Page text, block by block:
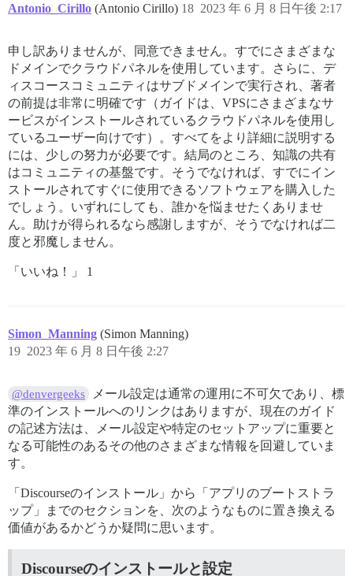
Antonio_Cirillo (Antonio Cirillo) 2023 年 6 月 8 日午後 2:17
18
申し訳ありませんが、同意できません。すでにさまざまな
ドメインでクラウドパネルを使用しています。さらに、デ
ィスコースコミュニティはサブドメインで実行され、著者
の前提は非常に明確です（ガイドは、VPSにさまざまなサ
ービスがインストールされているクラウドパネルを使用し
ているユーザー向けです）。すべてをより詳細に説明する
には、少しの努力が必要です。結局のところ、知識の共有
はコミュニティの基盤です。そうでなければ、すでにイン
ストールされてすぐに使用できるソフトウェアを購入した
でしょう。いずれにしても、誰かを悩ませたくありませ
ん。助けが得られるなら感謝しますが、そうでなければ二
度と邪魔しません。
「いいね！」 1
Simon_Manning (Simon Manning)
2023 年 6 月 8 日午後 2:27
19
@denvergeeks
メール設定は通常の運用に不可欠であり、標
準のインストールへのリンクはありますが、現在のガイド
の記述方法は、メール設定や特定のセットアップに重要と
なる可能性のあるその他のさまざまな情報を回避していま
す。
「Discourseのインストール」から「アプリのブートストラ
ップ」までのセクションを、次のようなものに置き換える
価値があるかどうか疑問に思います。
Discourseのインストールと設定